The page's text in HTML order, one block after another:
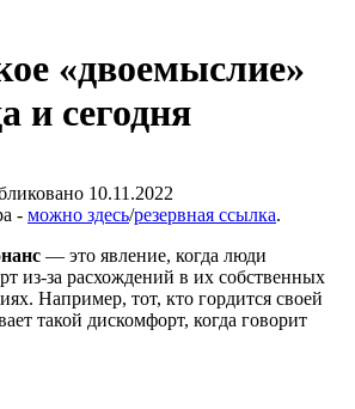
«двоемыслие»
и сегодня
10.11.2022
- можно здесь/резервная ссылка.
— это явление, когда люди
из-за расхождений в их собственных
Например, тот, кто гордится своей
такой дискомфорт, когда говорит